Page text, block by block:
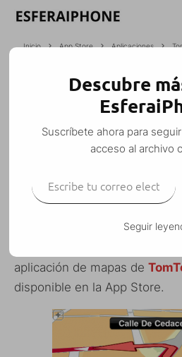
Inicio App Store Aplicaciones
TOMTOM
STORE
M. Alejandro W. García
Aplicaciones
App Store Noticias
aplicación de mapas de
disponible en la App Store.
Descubre
Suscríbete ahora para
acceso al archivo
Seguir